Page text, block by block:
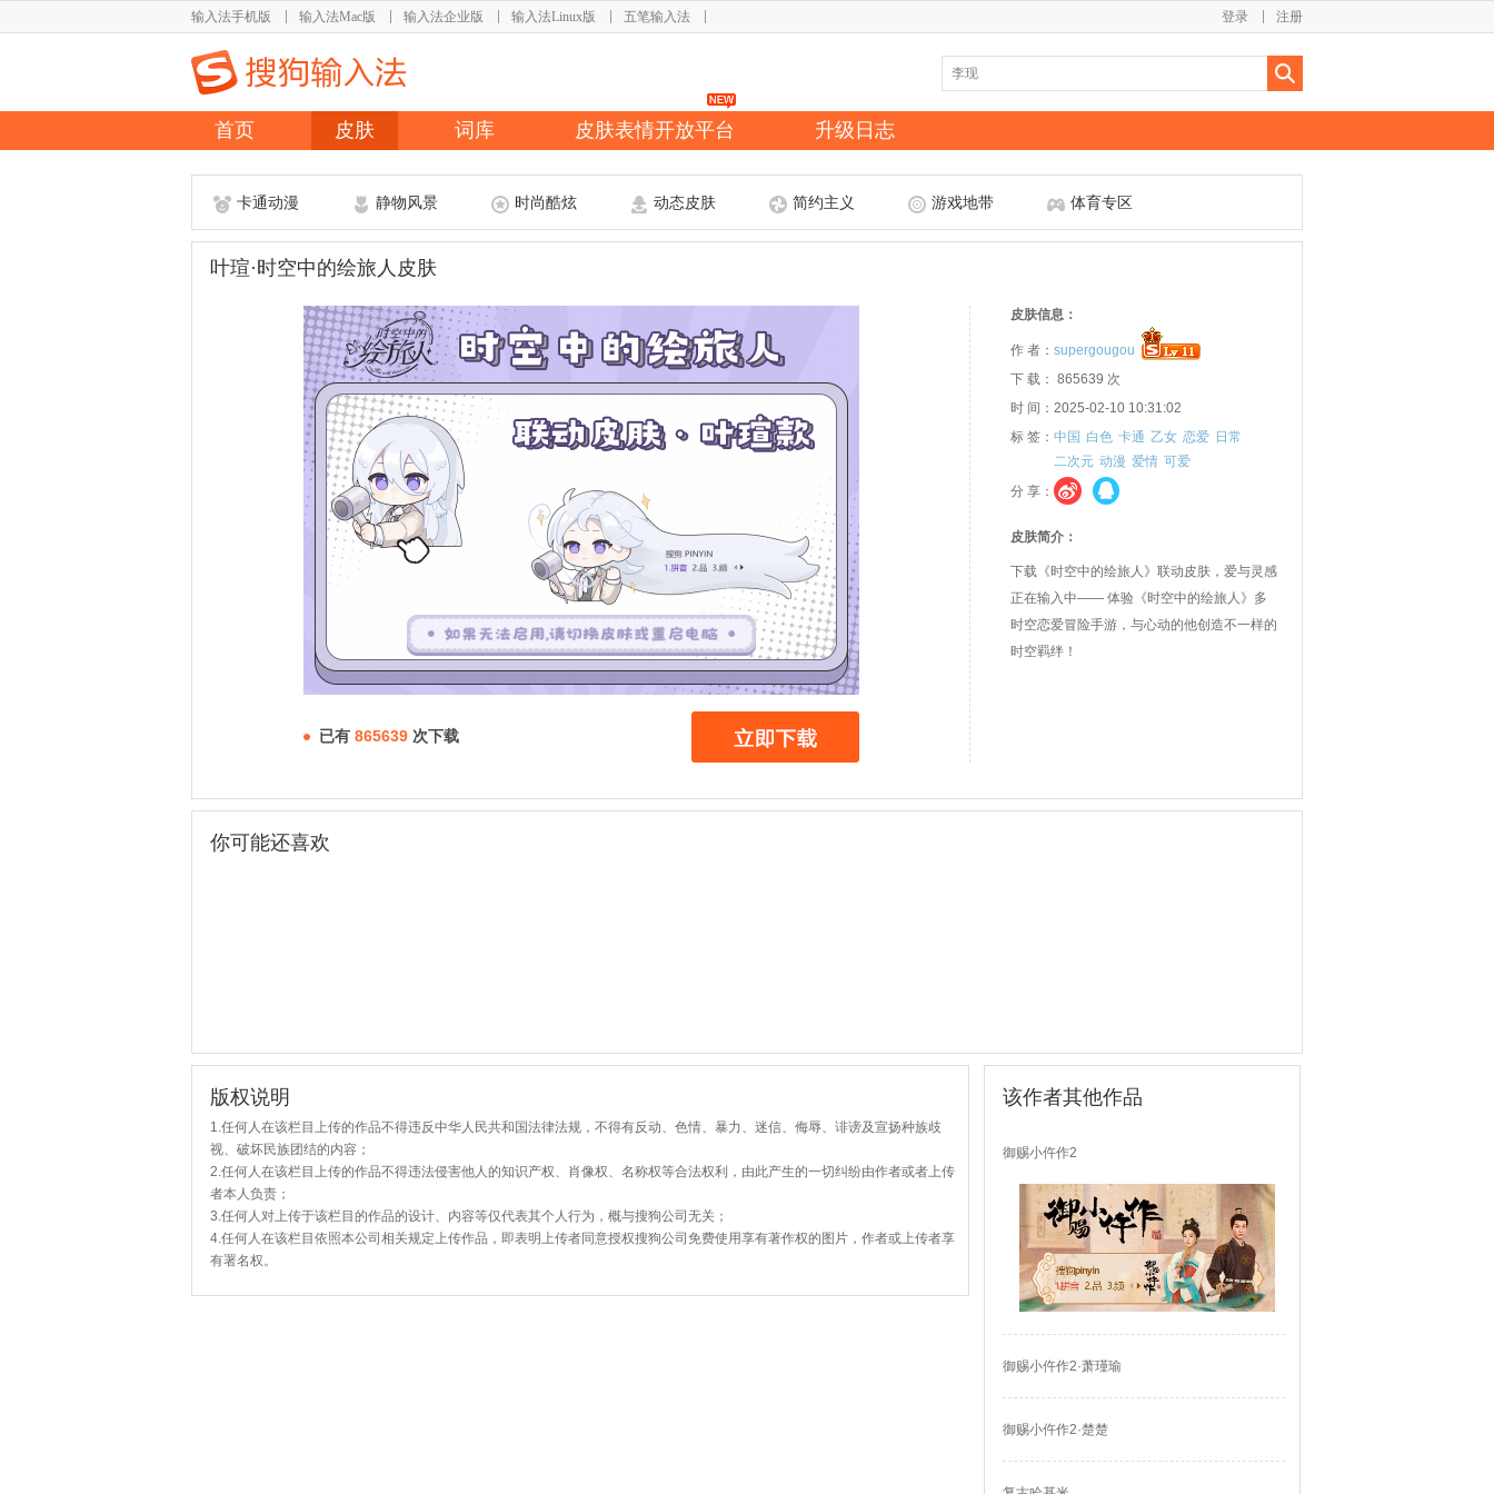
输入法手机版 输入法Mac版 输入法企业版 输入法Linux版 五笔输入法 注册
登录
首页 皮肤 词库 皮肤表情开放平台 升级日志
卡通动漫 静物风景 时尚酷炫 动态皮肤 简约主义 游戏地带 体育专区
叶瑄·时空中的绘旅人皮肤
已有 865639 次下载
皮肤信息：
作 者： supergougou
下 载： 865639 次
时 间：2025-02-10 10:31:02
标 签： 中国 白色 卡通 乙女 恋爱 日常
二次元 动漫 爱情 可爱
分 享：
皮肤简介：
下载《时空中的绘旅人》联动皮肤，爱与灵感
正在输入中—— 体验《时空中的绘旅人》多
时空恋爱冒险手游，与心动的他创造不一样的
时空羁绊！
你可能还喜欢
版权说明
1.任何人在该栏目上传的作品不得违反中华人民共和国法律法规，不得有反动、色情、暴力、迷信、侮辱、诽谤及宣扬种族歧
视、破坏民族团结的内容；
2.任何人在该栏目上传的作品不得违法侵害他人的知识产权、肖像权、名称权等合法权利，由此产生的一切纠纷由作者或者上传
者本人负责；
3.任何人对上传于该栏目的作品的设计、内容等仅代表其个人行为，概与搜狗公司无关；
4.任何人在该栏目依照本公司相关规定上传作品，即表明上传者同意授权搜狗公司免费使用享有著作权的图片，作者或上传者享
有署名权。
该作者其他作品
御赐小仵作2
御赐小仵作2·萧瑾瑜
御赐小仵作2·楚楚